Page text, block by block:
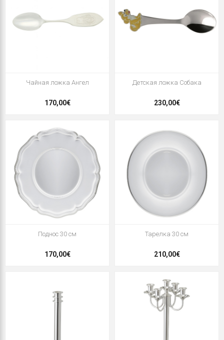
Чайная ложка Ангел
170,00€
Детская ложка Собака
230,00€
Поднос 30 см
170,00€
Тарелка 30 см
210,00€